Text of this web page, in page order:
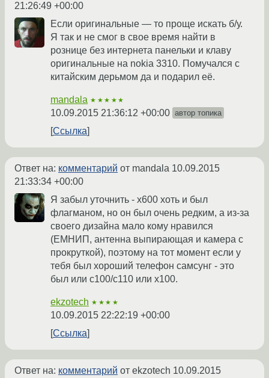
21:26:49 +00:00
Если оригинальные — то проще искать б/у.
Я так и не смог в свое время найти в
рознице без интернета панельки и клаву
оригинальные на nokia 3310. Помучался с
китайским дерьмом да и подарил её.
mandala ★★★★★
10.09.2015 21:36:12 +00:00 автор топика
Ссылка
Ответ на: комментарий от mandala 10.09.2015
21:33:34 +00:00
Я забыл уточнить - x600 хоть и был
флагманом, но он был очень редким, а из-за
своего дизайна мало кому нравился
(ЕМНИП, антенна выпирающая и камера с
прокруткой), поэтому на тот момент если у
тебя был хороший телефон самсунг - это
был или с100/с110 или х100.
ekzotech ★★★★
10.09.2015 22:22:19 +00:00
Ссылка
Ответ на: комментарий от ekzotech 10.09.2015